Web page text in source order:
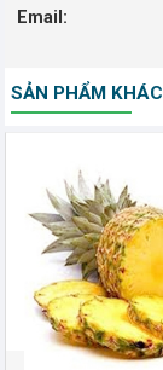
Email:
SẢN PHẨM KHÁC